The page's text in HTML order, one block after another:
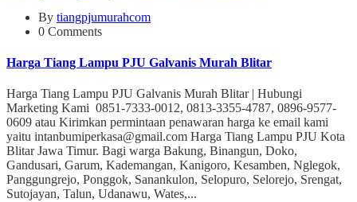
By tiangpjumurahcom
0 Comments
Harga Tiang Lampu PJU Galvanis Murah Blitar
Harga Tiang Lampu PJU Galvanis Murah Blitar | Hubungi
Marketing Kami 0851-7333-0012, 0813-3355-4787, 0896-9577-
0609 atau Kirimkan permintaan penawaran harga ke email kami
yaitu intanbumiperkasa@gmail.com Harga Tiang Lampu PJU Kota
Blitar Jawa Timur. Bagi warga Bakung, Binangun, Doko,
Gandusari, Garum, Kademangan, Kanigoro, Kesamben, Nglegok,
Panggungrejo, Ponggok, Sanankulon, Selopuro, Selorejo, Srengat,
Sutojayan, Talun, Udanawu, Wates,...